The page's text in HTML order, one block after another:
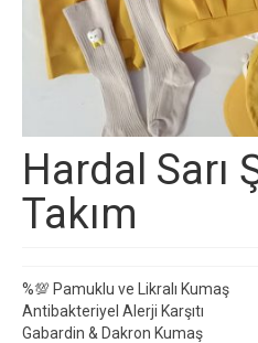
Hardal Sarı
Takım
%💯 Pamuklu ve Likralı Kumaş
Antibakteriyel Alerji Karşıtı
Gabardin & Dakron Kumaş